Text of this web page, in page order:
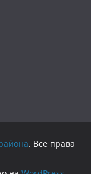
. Все права